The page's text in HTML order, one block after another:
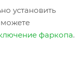
установить
фаркопа.